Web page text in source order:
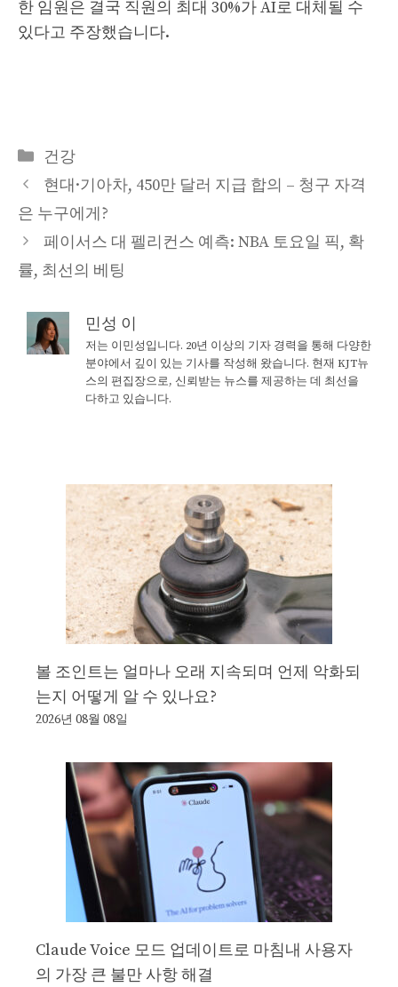
한 임원은 결국 직원의 최대 30%가 AI로 대체될 수
있다고 주장했습니다.
Categories
건강
현대·기아차, 450만 달러 지급 합의 – 청구 자격
은 누구에게?
페이서스 대 펠리컨스 예측: NBA 토요일 픽, 확
률, 최선의 베팅
민성 이
저는 이민성입니다. 20년 이상의 기자 경력을 통해 다양한
분야에서 깊이 있는 기사를 작성해 왔습니다. 현재 KJT뉴
스의 편집장으로, 신뢰받는 뉴스를 제공하는 데 최선을
다하고 있습니다.
볼 조인트는 얼마나 오래 지속되며 언제 악화되
는지 어떻게 알 수 있나요?
2026년 08월 08일
Claude Voice 모드 업데이트로 마침내 사용자
의 가장 큰 불만 사항 해결